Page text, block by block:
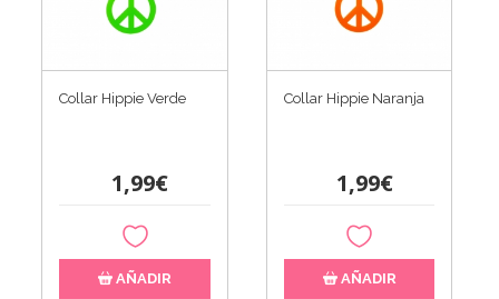
Collar Hippie Verde
1,99€
AÑADIR
Collar Hippie Naranja
1,99€
AÑADIR